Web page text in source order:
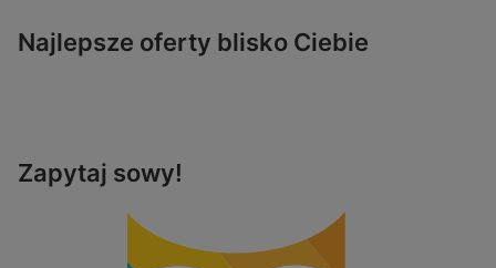
Najlepsze oferty blisko Ciebie
Zapytaj sowy!